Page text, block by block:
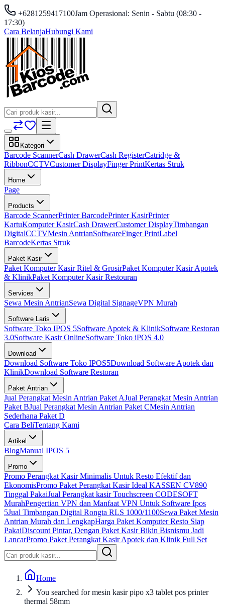
+6281259417100Jam Operasional: Senin - Sabtu (08:30 -
17:30)
Cara BelanjaHubungi Kami
Kategori
Barcode ScannerCash DrawerCash RegisterCatridge &
RibbonCCTVCustomer DisplayFinger PrintKertas Struk
Home
Page
Products
Barcode ScannerPrinter BarcodePrinter KasirPrinter
KartuKomputer KasirCash DrawerCustomer DisplayTimbangan
DigitalCCTVMesin AntrianSoftwareFinger PrintLabel
BarcodeKertas Struk
Paket Kasir
Paket Komputer Kasir Ritel & GrosirPaket Komputer Kasir Apotek
& KlinikPaket Komputer Kasir Restouran
Services
Sewa Mesin AntrianSewa Digital SignageVPN Murah
Software Laris
Software Toko IPOS 5Software Apotek & KlinikSoftware Restoran
3.0Software Kasir OnlineSoftware Toko iPOS 4.0
Download
Download Software Toko IPOS5Download Software Apotek dan
KlinikDownload Software Restoran
Paket Antrian
Jual Perangkat Mesin Antrian Paket AJual Perangkat Mesin Antrian
Paket BJual Perangkat Mesin Antrian Paket CMesin Antrian
Sederhana Paket D
Cara BeliTentang Kami
Artikel
BlogManual IPOS 5
Promo
Promo Perangkat Kasir Minimalis Untuk Resto Efektif dan
EkonomisPromo Paket Perangkat Kasir Ideal KASSEN CV890
Tinggal PakaiJual Perangkat kasir Touchscreen CODESOFT
MurahPengertian VPN dan Manfaat VPN Untuk Software Ipos
5Jual Timbangan Digital Rongta RLS 1000/1100Sewa Paket Mesin
Antrian Murah dan LengkapHarga Paket Komputer Resto Siap
PakaiDiscount Pintar, Dengan Paket Kasir Bikin Bisnismu Jadi
LancarPromo Paket Perangkat Kasir Apotek dan Klinik Full Set
Home
You searched for mesin kasir pipo x3 tablet pos printer
thermal 58mm